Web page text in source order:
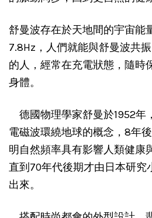
舒曼波存在於天地間的宇宙能
7.8Hz，人們就能與舒曼波共
的人，經常在充電狀態，隨時
身體。
德國物理學家舒曼於1952年
電磁波環繞地球的概念，8年
明自然頻率具有影響人類健康
直到70年代後期才由日本研究
出來。